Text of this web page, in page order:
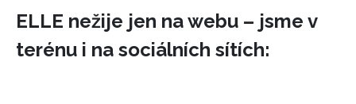
ELLE nežije jen na webu – jsme v
terénu i na sociálních sítích: